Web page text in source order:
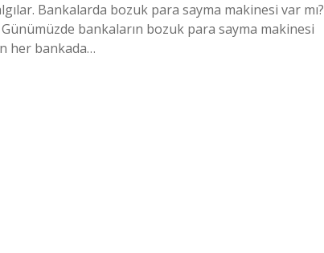
Bankalarda bozuk para sayma makinesi var mı?
bankaların bozuk para sayma makinesi
her bankada…